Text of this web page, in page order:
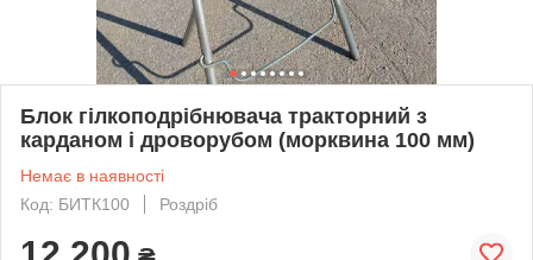
Блок гілкоподрібнювача тракторний з
карданом і дроворубом (морквина 100 мм)
Немає в наявності
Код: БИТК100
Роздріб